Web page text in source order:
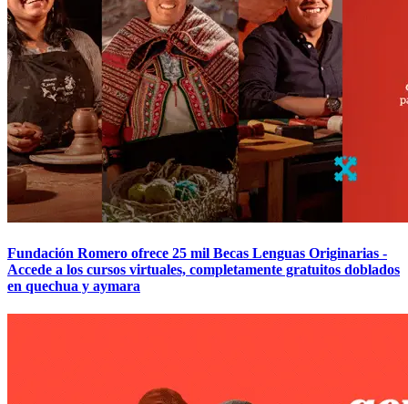
Fundación Romero ofrece 25 mil Becas Lenguas Originarias -
Accede a los cursos virtuales, completamente gratuitos doblados
en quechua y aymara